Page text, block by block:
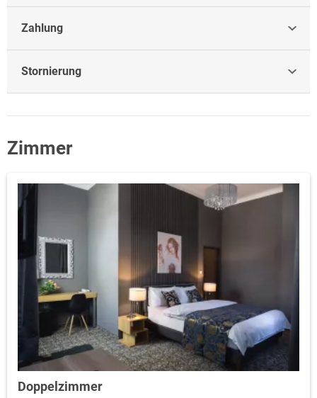
Zahlung
Stornierung
Zimmer
Doppelzimmer